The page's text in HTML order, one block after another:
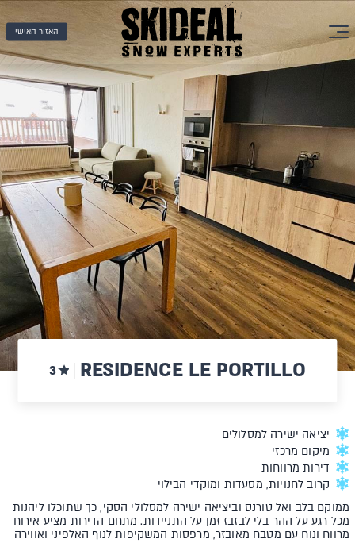
האזור האישי
RESIDENCE LE PORTILLO
3
יציאה ישירה למסלולים
מיקום מרכזי
דירות מרווחות
קרוב לחנויות, מסעדות ומוקדי הבילוי
ממוקם בלב ואל טורנס וביציאה ישירה למסלולי הסקי, כך שתוכלו ליהנות
מכל רגע על ההר בלי לבזבז זמן על התניידות. מתחם הדירות מציע אירוח
מרווח ונוח עם מטבח מאובזר, מרפסות המשקיפות לנוף האלפיני ואווירה